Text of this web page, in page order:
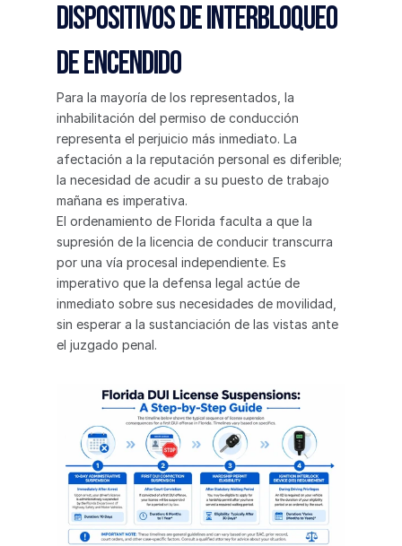
dispositivos de interbloqueo
de encendido
Para la mayoría de los representados, la
inhabilitación del permiso de conducción
representa el perjuicio más inmediato. La
afectación a la reputación personal es diferible;
la necesidad de acudir a su puesto de trabajo
mañana es imperativa.
El ordenamiento de Florida faculta a que la
supresión de la licencia de conducir transcurra
por una vía procesal independiente. Es
imperativo que la defensa legal actúe de
inmediato sobre sus necesidades de movilidad,
sin esperar a la sustanciación de las vistas ante
el juzgado penal.